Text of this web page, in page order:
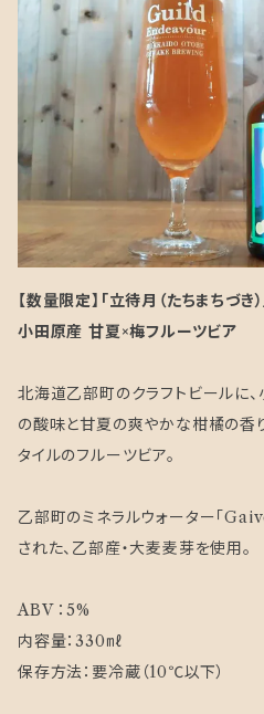
【数量限定】「立待月（たちまちづき）
小田原産 甘夏×梅フルーツビア
北海道乙部町のクラフトビールに
の酸味と甘夏の爽やかな柑橘の香
タイルのフルーツビア。
乙部町のミネラルウォーター「
された、乙部産・大麦麦芽を使用。
ABV ：5%
内容量：330㎖
保存方法：要冷蔵（10℃以下）